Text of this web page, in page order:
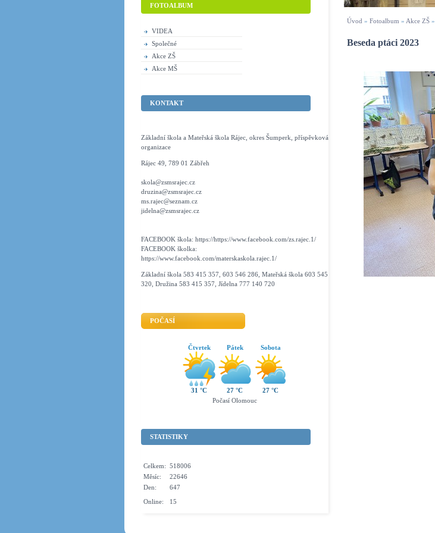
Úvod » Fotoalbum » Akce ZŠ »
Beseda ptáci 2023
FOTOALBUM
VIDEA
Společné
Akce ZŠ
Akce MŠ
KONTAKT
Základní škola a Mateřská škola Rájec, okres Šumperk, příspěvková
organizace
Rájec 49, 789 01 Zábřeh
skola@zsmsrajec.cz
druzina@zsmsrajec.cz
ms.rajec@seznam.cz
jidelna@zsmsrajec.cz
FACEBOOK škola: https://https://www.facebook.com/zs.rajec.1/
FACEBOOK školka:
https://www.facebook.com/materskaskola.rajec.1/
Základní škola 583 415 357, 603 546 286, Mateřská škola 603 545
320, Družina 583 415 357, Jídelna 777 140 720
POČASÍ
Čtvrtek
31 °C
Pátek
27 °C
Sobota
27 °C
Počasí Olomouc
STATISTIKY
Online: 15
Celkem: 518006
Měsíc:
22646
Den:
647